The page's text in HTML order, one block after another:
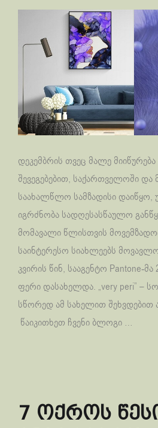
დეკემბრის თვეც მალე
შევეგებებით, საქართველოში
საახალწლო სამზადისი დაიწყო,
იგრძნობა სადღესასწაულო
მომავალი წლისთვის
საინტერესო სიახლეებს
კვირის წინ, სააგენტო Pantone-
ფერი დასახელდა. „very peri” –
სწორედ ამ სახელით შეხვდებით
წაიკითხეთ ჩვენი ბლოგი …
7 ოქროს